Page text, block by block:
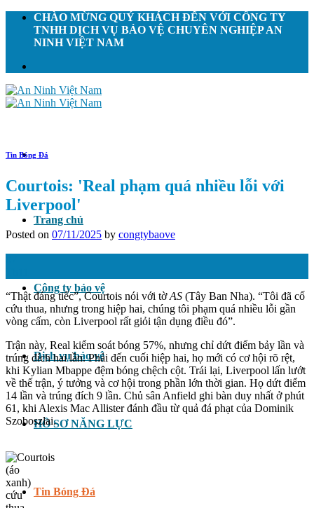
Skip
content
CHÀO MỪNG QUÝ KHÁCH ĐẾN VỚI CÔNG TY
TNHH DỊCH VỤ BẢO VỆ CHUYÊN NGHIỆP AN
NINH VIỆT NAM
Trang chủ
Công ty bảo vệ
Dịch vụ bảo vệ
HỒ SƠ NĂNG LỰC
Tin Bóng Đá
Tin Bóng Đá
Courtois: 'Real phạm quá nhiều lỗi với
Liverpool'
Posted on 07/11/2025 by congtybaove
“Thật đáng tiếc”, Courtois nói với tờAS (Tây Ban Nha). “Tôi đã cố
cứu thua, nhưng trong hiệp hai, chúng tôi phạm quá nhiều lỗi gần
vòng cấm, còn Liverpool rất giỏi tận dụng điều đó”.
Trận này, Real kiểm soát bóng 57%, nhưng chỉ dứt điểm bảy lần và
trúng đích hai lần. Phải đến cuối hiệp hai, họ mới có cơ hội rõ rệt,
khi Kylian Mbappe đệm bóng chệch cột. Trái lại, Liverpool lấn lướt
về thế trận, ý tưởng và cơ hội trong phần lớn thời gian. Họ dứt điểm
14 lần và trúng đích 9 lần. Chủ sân Anfield ghi bàn duy nhất ở phút
61, khi Alexis Mac Allister đánh đầu từ quả đá phạt của Dominik
Szoboszlai.